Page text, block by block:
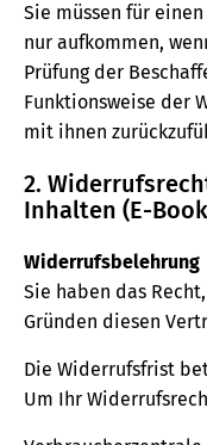
Sie müssen für
nur aufkommen,
Prüfung der
Funktionsweise der
mit ihnen
2.
Inhalten (E-
Widerrufsbelehrung
Sie haben das
Gründen diesen
Die Widerrufsfrist
Um Ihr